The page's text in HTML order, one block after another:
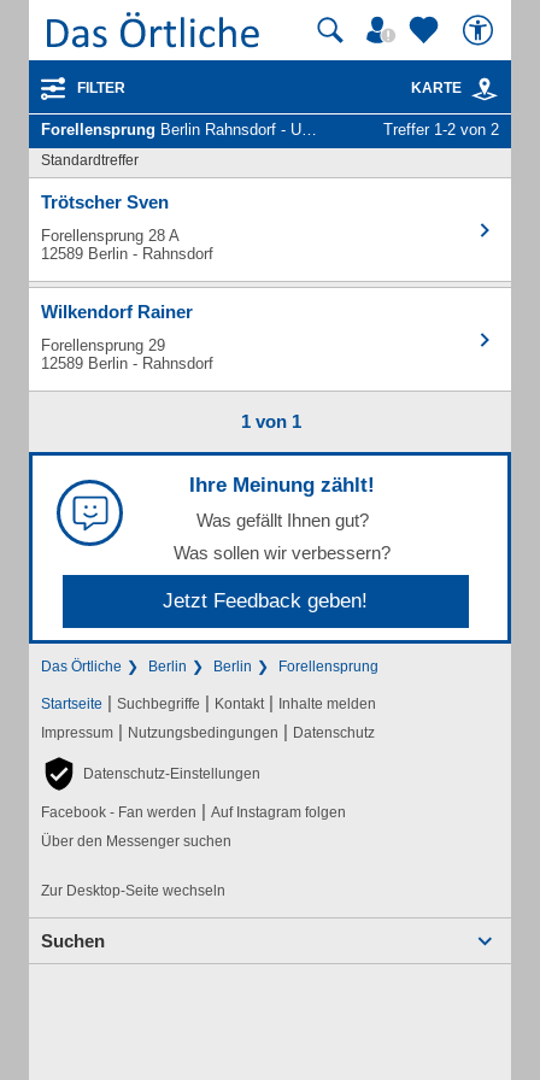
FILTER KARTE
Forellensprung Berlin Rahnsdorf - Unternehmen und Personen Treffer 1-2 von 2
Standardtreffer
Trötscher Sven
Forellensprung 28 A
12589 Berlin - Rahnsdorf
Wilkendorf Rainer
Forellensprung 29
12589 Berlin - Rahnsdorf
1 von 1
Ihre Meinung zählt!
Was gefällt Ihnen gut?
Was sollen wir verbessern?
Jetzt Feedback geben!
Das Örtliche Berlin Berlin Forellensprung
Startseite | Suchbegriffe | Kontakt | Inhalte melden
Impressum | Nutzungsbedingungen | Datenschutz
Datenschutz-Einstellungen
Facebook - Fan werden | Auf Instagram folgen
Über den Messenger suchen
Zur Desktop-Seite wechseln
Suchen